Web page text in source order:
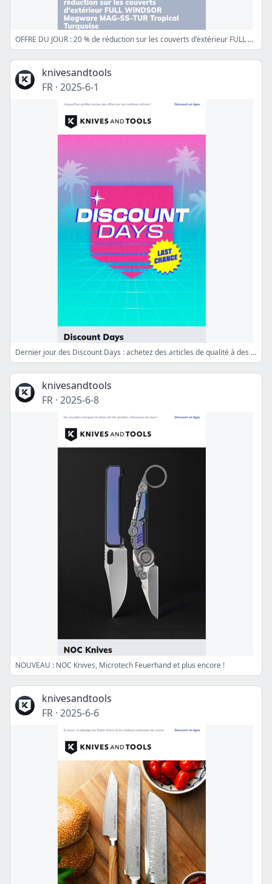
OFFRE DU JOUR : 20 % de réduction sur les couverts d'extérieur FULL WiNDSOR Magware MAG-SS-TUR Tropical Turquoise
knivesandtools
FR · 2025-6-1
Dernier jour des Discount Days : achetez des articles de qualité à des prix réduits
knivesandtools
FR · 2025-6-8
NOUVEAU : NOC Knives, Microtech Feuerhand et plus encore !
knivesandtools
FR · 2025-6-6